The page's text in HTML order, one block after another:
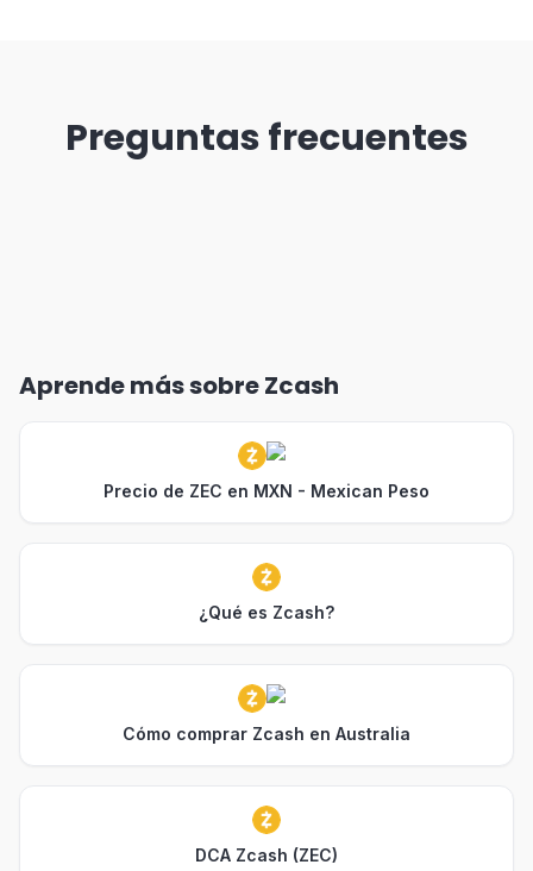
Preguntas frecuentes
Aprende más sobre Zcash
Precio de ZEC en MXN - Mexican Peso
¿Qué es Zcash?
Cómo comprar Zcash en Australia
DCA Zcash (ZEC)